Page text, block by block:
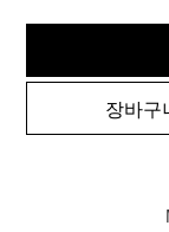
장바구